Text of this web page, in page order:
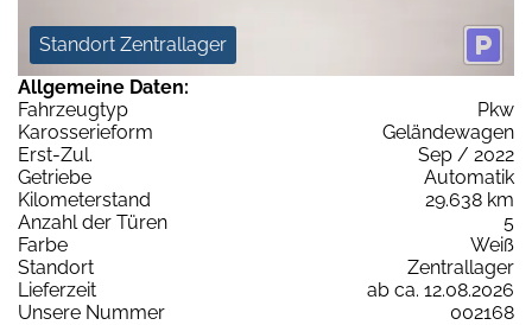
Standort Zentrallager
Allgemeine Daten:
Fahrzeugtyp
Pkw
Karosserieform
Geländewagen
Erst-Zul.
Sep / 2022
Getriebe
Automatik
Kilometerstand
29.638 km
Anzahl der Türen
5
Farbe
Weiß
Standort
Zentrallager
Lieferzeit
ab ca. 12.08.2026
Unsere Nummer
002168